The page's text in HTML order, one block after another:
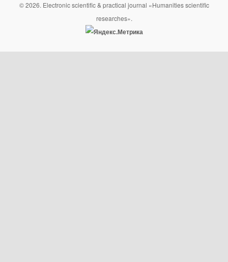
© 2026. Electronic scientific & practical journal «Humanities scientific
researches».